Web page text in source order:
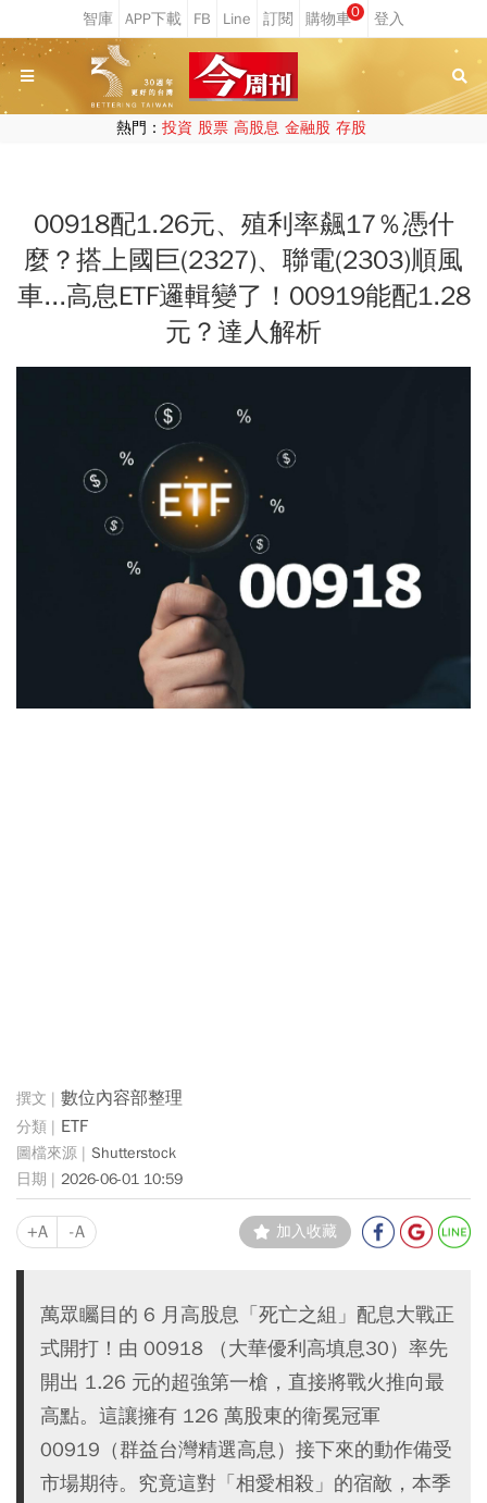
0
熱門： 投資 股票 高股息 金融股 存股
00918配1.26元、殖利率飆17％憑什
麼？搭上國巨(2327)、聯電(2303)順風
車...高息ETF邏輯變了！00919能配1.28
元？達人解析
數位內容部整理
ETF
Shutterstock
2026-06-01 10:59
+A -A 加入收藏
萬眾矚目的 6 月高股息「死亡之組」配息大戰正
式開打！由 00918 （大華優利高填息30）率先
開出 1.26 元的超強第一槍，直接將戰火推向最
高點。這讓擁有 126 萬股東的衛冕冠軍
00919（群益台灣精選高息）接下來的動作備受
市場期待。究竟這對「相愛相殺」的宿敵，本季